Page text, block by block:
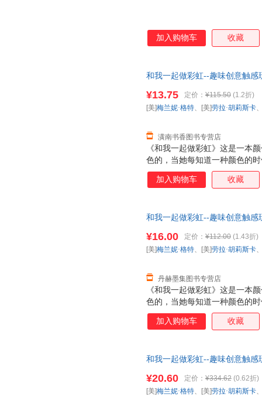
加入购物车 收藏
和我一起做彩虹--趣味创意触感
换】
《和我一起做彩虹》这是一本
色的，当她每知道一种颜色的
的彩虹之外，书的最后一页还
让孩子了解彩虹，以及基本的
¥13.75 定价： ¥115.50 (1.2折)
潢南书香图书专营店
[美]梅兰妮·格特、[美]劳拉·胡莉斯卡
加入购物车 收藏
和我一起做彩虹--趣味创意触感
换】
《和我一起做彩虹》这是一本
色的，当她每知道一种颜色的
的彩虹之外，书的最后一页还
让孩子了解彩虹，以及基本的
¥16.00 定价： ¥112.00 (1.43折)
丹赫墨集图书专营店
[美]梅兰妮·格特、[美]劳拉·胡莉斯卡
加入购物车 收藏
和我一起做彩虹--趣味创意触感
套，电子发票！
¥20.60 定价： ¥334.62 (0.62折)
[美]梅兰妮·格特、[美]劳拉·胡莉斯卡